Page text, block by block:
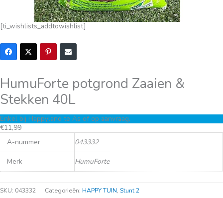
[ti_wishlists_addtowishlist]
HumuForte potgrond Zaaien &
Stekken 40L
Enkel bij Happyland te As of op aanvraag.
€11,99
A-nummer
043332
Merk HumuForte
SKU: 043332 Categorieën: HAPPY TUIN, Stunt 2